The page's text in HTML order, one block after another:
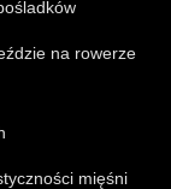
na rowerze
mięśni